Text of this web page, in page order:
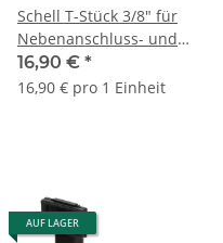
Schell T-Stück 3/8" für
Nebenanschluss- und
Spültischventile 270280699
16,90 € *
16,90 € pro 1 Einheit
AUF LAGER